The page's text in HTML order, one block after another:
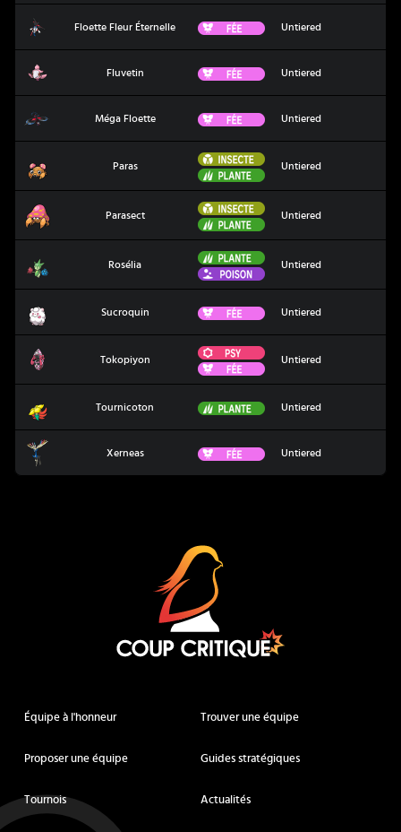
Floette Fleur Éternelle
Floette Fleur Éternelle Fée Untiered
Fluvetin Fée Untiered
Méga Floette Fée Untiered
Paras
Insecte
Plante
Untiered
Parasect
Insecte
Plante
Untiered
Rosélia
Plante
Poison
Untiered
Sucroquin Fée Untiered
Tokopiyon
Psy
Fée
Untiered
Tournicoton PlanteUntiered
Xerneas Fée Untiered
Équipe à l'honneur Trouver une équipe
Proposer une équipe Guides stratégiques
Tournois Actualités